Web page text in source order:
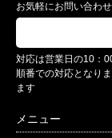
お気軽にお問い合わ
対応は営業日の10：
順番での対応となり
ます